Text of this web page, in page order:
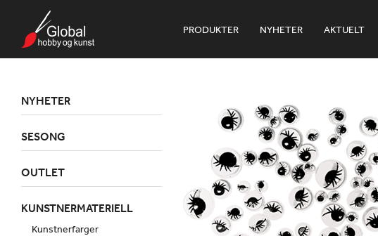
PRODUKTER NYHETER AKTUELT
NYHETER
SESONG
OUTLET
KUNSTNERMATERIELL
Kunstnerfarger